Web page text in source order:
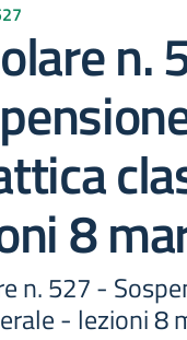
n.
8
n. 527 -
- lezioni 8